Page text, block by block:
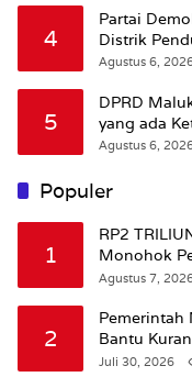
4
Partai
Distrik
Agustus 6,
5
DPRD
yang ada
Agustus 6,
Populer
1
RP2
Monohok
Amran Soal
Agustus 7,
2
Pemerintah
Bantu
Juli 30, 2026